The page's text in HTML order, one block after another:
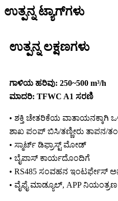
ಉತ್ಪನ್ನ ಟ್ಯಾಗ್‌ಗಳು
ಉತ್ಪನ್ನ ಲಕ್ಷಣಗಳು
ಗಾಳಿಯ ಹರಿವು: 250~500 m³/h
ಮಾದರಿ: TFWC A1 ಸರಣಿ
• ಶಕ್ತಿ ಚೇತರಿಕೆಯ ವಾತಾಯನಕ್ಕಾಗಿ
ಶಾಖ ಪಂಪ್ ಬಿಸಿ/ತಣ್ಣೀರು ತಾಪನ/
• ಸ್ಮಾರ್ಟ್ ಡಿಫ್ರಾಸ್ಟ್ ಮೋಡ್
• ಬೈಪಾಸ್ ಕಾರ್ಯದೊಂದಿಗೆ
• RS485 ಸಂವಹನ ಇಂಟರ್ಫೇಸ್
• ವೈಫೈ ಮಾಡ್ಯೂಲ್, APP ನಿಯಂತ್ರಣ